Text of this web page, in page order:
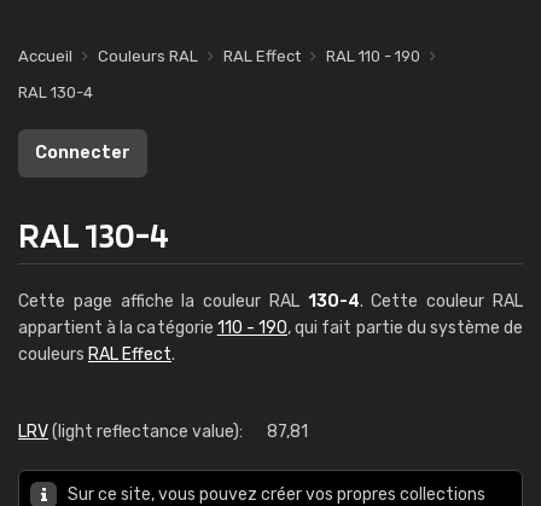
Accueil Couleurs RAL RAL Effect
RAL 110 - 190
RAL 130-4
Connecter
RAL 130-4
Cette page affiche la couleur RAL 130-4. Cette couleur RAL
appartient à la catégorie 110 - 190, qui fait partie du système de
couleurs RAL Effect.
LRV(light reflectance value): 87,81
Sur ce site, vous pouvez créer vos propres collections